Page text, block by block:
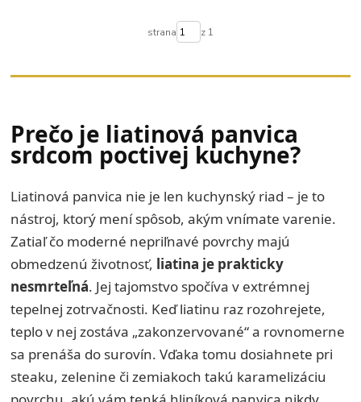
strana z 1
Prečo je liatinová panvica
srdcom poctivej kuchyne?
Liatinová panvica nie je len kuchynský riad – je to
nástroj, ktorý mení spôsob, akým vnímate varenie.
Zatiaľ čo moderné nepriľnavé povrchy majú
obmedzenú životnosť, liatina je prakticky
nesmrteľná. Jej tajomstvo spočíva v extrémnej
tepelnej zotrvačnosti. Keď liatinu raz rozohrejete,
teplo v nej zostáva „zakonzervované“ a rovnomerne
sa prenáša do surovín. Vďaka tomu dosiahnete pri
steaku, zelenine či zemiakoch takú karamelizáciu